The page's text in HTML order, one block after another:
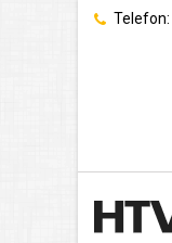
Telefon: